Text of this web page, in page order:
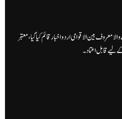
معروف بین الاقوامی اردو اخبار قائم کیا گیا، معتبر
قابل اعتماد۔